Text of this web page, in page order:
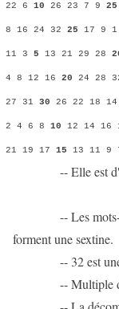
22 6 10 26 23 7 9 25
8 16 24 32 25 17 9
11 3 5 13 21 29 28
4 8 12 16 20 24 28
27 31 30 26 22 18 14
2 4 6 8 10 12 14 16
21 19 17 15 13 11 9
-- Elle est
-- Les mots-
forment une sextine.
-- 32 est une
-- Multiple de 5,